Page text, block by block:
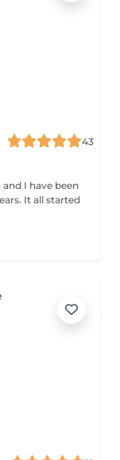
43
I have been
It all started